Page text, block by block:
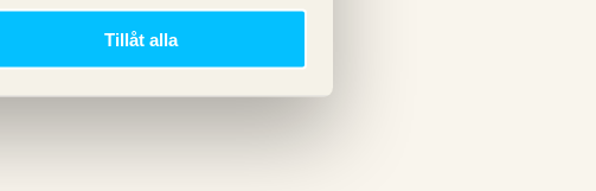
Tillåt alla